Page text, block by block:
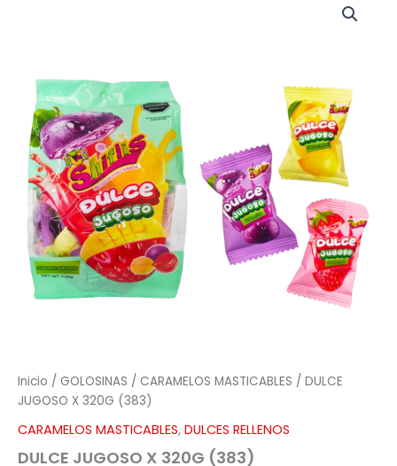
Inicio / GOLOSINAS / CARAMELOS MASTICABLES / DULCE
JUGOSO X 320G (383)
CARAMELOS MASTICABLES, DULCES RELLENOS
DULCE JUGOSO X 320G (383)
cantidad